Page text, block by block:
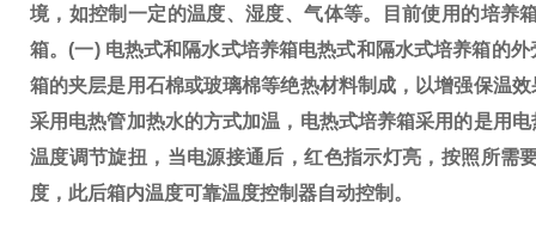
境，如控制一定的温度、湿度、气体等。目前使用的培养
箱。(一) 电热式和隔水式培养箱电热式和隔水式培养箱的
箱的夹层是用石棉或玻璃棉等绝热材料制成，以增强保温
采用电热管加热水的方式加温，电热式培养箱采用的是用电
温度调节旋扭，当电源接通后，红色指示灯亮， 按照所需
度，此后箱内温度可靠温度控制器自动控制。